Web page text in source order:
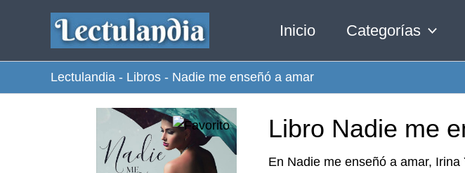
contenido
Inicio Categorías
Lectulandia - Libros - Nadie me enseñó a amar
Libro Nadie me
En Nadie me enseñó a amar,